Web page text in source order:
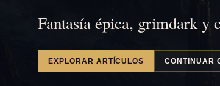
Fantasía épica, grimdark y
EXPLORAR ARTÍCULOS CONTINUAR